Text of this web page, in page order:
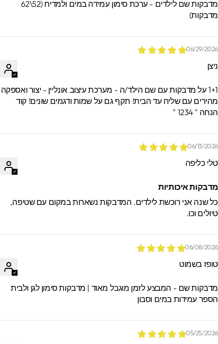
מדבקות שם לילדים - ערכת סימון עמידה במים ולמדיח (52\62
06/29/
1+1 על מדבקות עם שם הילד/ה - מערכת עיצוב אונליין - יצור ואספקה
עם שליח עד הבית! תקף גם על שמות ודגמים שונים! קוד
" 1234 "
06/13/
כליפה
איכותיות
שנה אני רוכשת לילדים. המדבקות נשארות במקום עם שטיפה,
וכו.
06/08/
בשמוט
שם - המבצע לזמן מוגבל מאוד | מדבקות סימון לגן ולבית
עמידות במים וסבון
05/25/